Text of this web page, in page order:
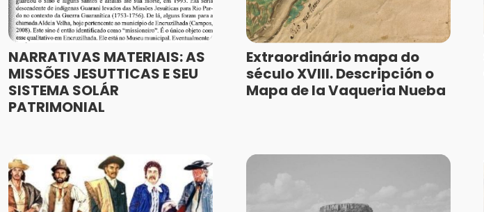
NARRATIVAS MATERIAIS: AS
MISSÕES JESUTTICAS E SEU
SISTEMA SOLÁR
PATRIMONIAL
Extraordinário mapa do
século XVIII. Descripción o
Mapa de la Vaqueria Nueba